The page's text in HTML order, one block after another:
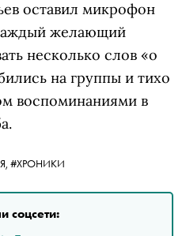
оставил микрофон
желающий
несколько слов «о
на группы и тихо
воспоминаниями в
#ХРОНИКИ
соцсети: